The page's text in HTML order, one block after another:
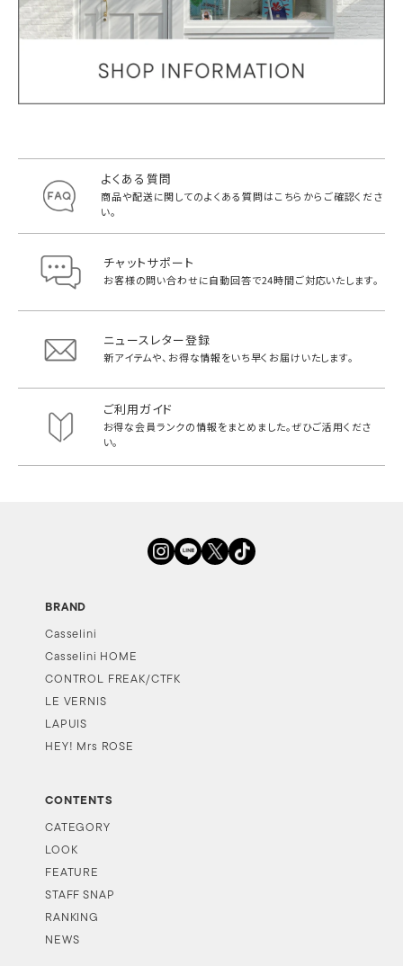
よくある質問
商品や配送に関してのよくある質問はこちらからご確認くださ
い。
チャットサポート
お客様の問い合わせに自動回答で24時間ご対応いたします。
ニュースレター登録
新アイテムや、お得な情報をいち早く お届けいたします。
ご利用ガイド
お得な会員ランクの情報をまとめました。ぜひご活用くださ
い。
BRAND
Casselini
Casselini HOME
CONTROL FREAK/CTFK
LE VERNIS
LAPUIS
HEY! Mrs ROSE
CONTENTS
CATEGORY
LOOK
FEATURE
STAFF SNAP
RANKING
NEWS